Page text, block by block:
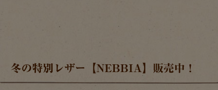
冬の特別レザー【NEBBIA】販売中！